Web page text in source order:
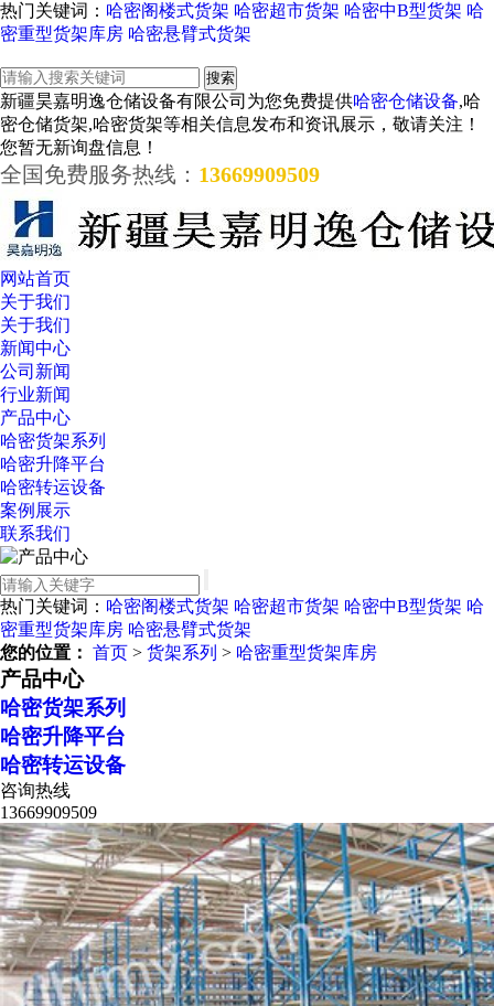
热门关键词： 哈密阁楼式货架 哈密超市货架 哈密中B型货架 哈
密重型货架库房 哈密悬臂式货架
新疆昊嘉明逸仓储设备有限公司为您免费提供哈密仓储设备,哈
密仓储货架,哈密货架等相关信息发布和资讯展示，敬请关注！
您暂无新询盘信息！
全国免费服务热线： 13669909509
网站首页
关于我们
关于我们
新闻中心
公司新闻
行业新闻
产品中心
哈密货架系列
哈密升降平台
哈密转运设备
案例展示
联系我们
热门关键词： 哈密阁楼式货架 哈密超市货架 哈密中B型货架 哈
密重型货架库房 哈密悬臂式货架
您的位置： 首页 > 货架系列 > 哈密重型货架库房
产品中心
哈密货架系列
哈密升降平台
哈密转运设备
咨询热线
13669909509